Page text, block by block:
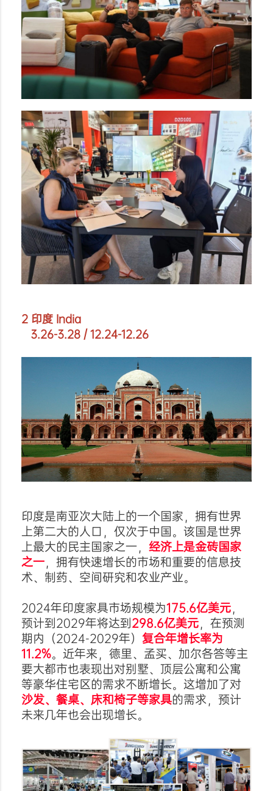
2 印度 India
3.26-3.28 / 12.24-12.26
印度是南亚次大陆上的一个国家，拥有世界
上第二大的人口，仅次于中国。该国是世界
上最大的民主国家之一， 经济上是金砖国家
之一，拥有快速增长的市场和重要的信息技
术、制药、空间研究和农业产业。
2024年印度家具市场规模为175.6亿美元，
预计到2029年将达到298.6亿美元，在预测
期内（2024-2029年） 复合年增长率为
11.2%。近年来，德里、孟买、加尔各答等主
要大都市也表现出对别墅、顶层公寓和公寓
等豪华住宅区的需求不断增长。这增加了对
沙发、餐桌、床和椅子等家具的需求，预计
未来几年也会出现增长。